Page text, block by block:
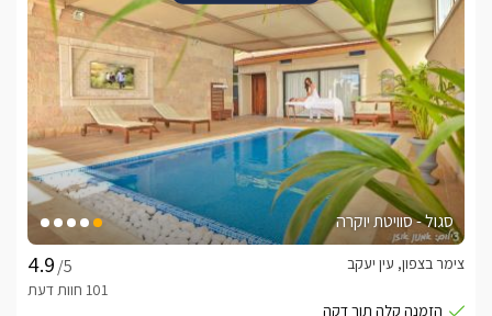
סגול - סוויטת יוקרה
/5
צימר בצפון, עין יעקב